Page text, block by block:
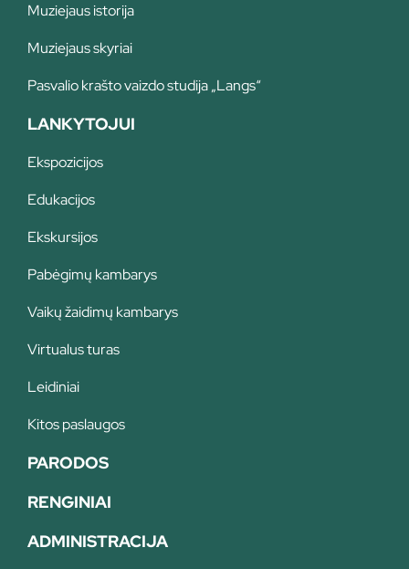
Muziejaus istorija
Muziejaus skyriai
Pasvalio krašto vaizdo studija „Langs“
LANKYTOJUI
Ekspozicijos
Edukacijos
Ekskursijos
Pabėgimų kambarys
Vaikų žaidimų kambarys
Virtualus turas
Leidiniai
Kitos paslaugos
PARODOS
RENGINIAI
ADMINISTRACIJA